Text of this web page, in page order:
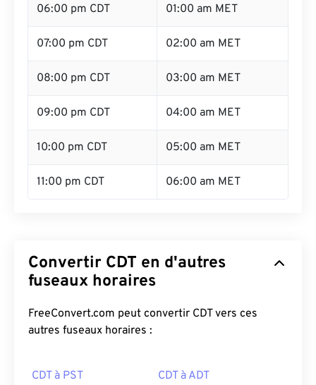
06:00 pm CDT 01:00 am MET
07:00 pm CDT 02:00 am MET
08:00 pm CDT 03:00 am MET
09:00 pm CDT 04:00 am MET
10:00 pm CDT 05:00 am MET
11:00 pm CDT 06:00 am MET
Convertir CDT en d'autres
fuseaux horaires
FreeConvert.com peut convertir CDT vers ces
autres fuseaux horaires :
CDT à PST CDT à ADT